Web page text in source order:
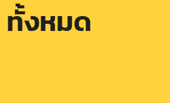
ทั้งหมด